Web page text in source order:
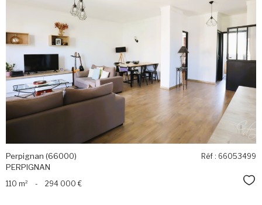
voir le
bien
Perpignan (66000)
PERPIGNAN
Réf : 66053499
110 m² - 294 000 €